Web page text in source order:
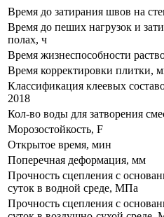
Время до затирания швов на
Время до пеших нагрузок и
полах, ч
Время жизнеспособности
Время корректировки плитки,
Классификация клеевых
2018
Кол-во воды для затворения
Морозостойкость, F
Открытое время, мин
Поперечная деформация, мм
Прочность сцепления с
суток в водной среде, МПа
Прочность сцепления с